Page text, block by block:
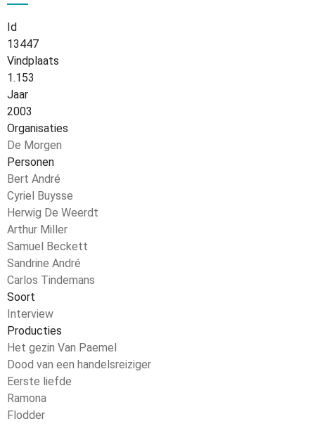
Id
13447
Vindplaats
1.153
Jaar
2003
Organisaties
De Morgen
Personen
Bert André
Cyriel Buysse
Herwig De Weerdt
Arthur Miller
Samuel Beckett
Sandrine André
Carlos Tindemans
Soort
Interview
Producties
Het gezin Van Paemel
Dood van een handelsreiziger
Eerste liefde
Ramona
Flodder